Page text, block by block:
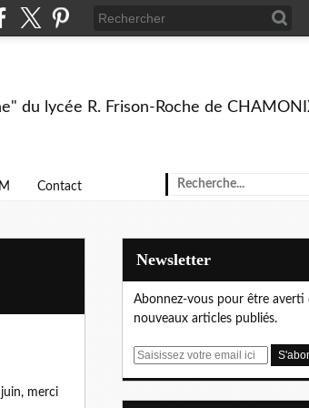
du lycée R. Frison-Roche de
Contact
merci
Newsletter
Abonnez-vous pour être averti
nouveaux articles publiés.
E